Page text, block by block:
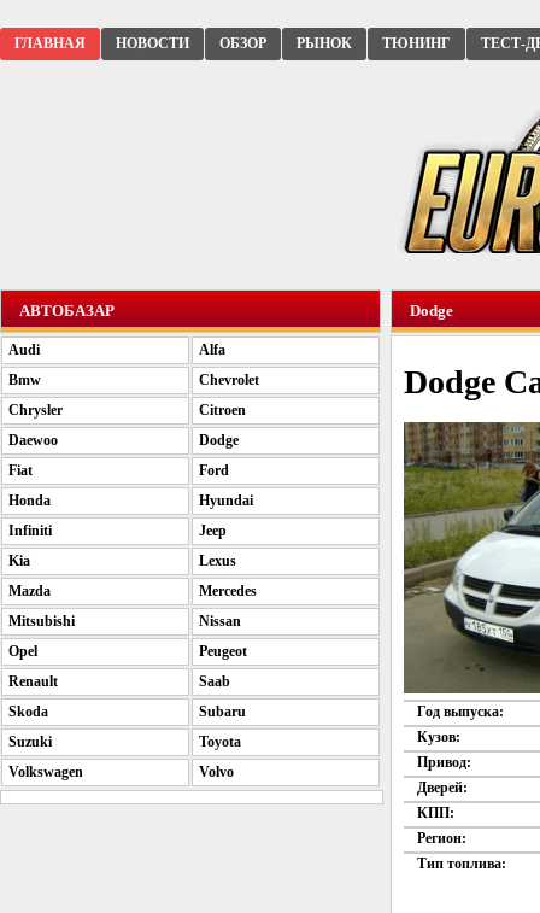
ГЛАВНАЯ НОВОСТИ ОБЗОР РЫНОК ТЮНИНГ ТЕСТ-
Dodge
Dodge
Год выпуска:
Кузов:
Привод:
Дверей:
КПП:
Регион:
Тип топлива:
АВТОБАЗАР
Audi
Alfa
Bmw
Chevrolet
Chrysler
Citroen
Daewoo
Dodge
Fiat
Ford
Honda
Hyundai
Infiniti
Jeep
Kia
Lexus
Mazda
Mercedes
Mitsubishi
Nissan
Opel
Peugeot
Renault
Saab
Skoda
Subaru
Suzuki
Toyota
Volkswagen
Volvo